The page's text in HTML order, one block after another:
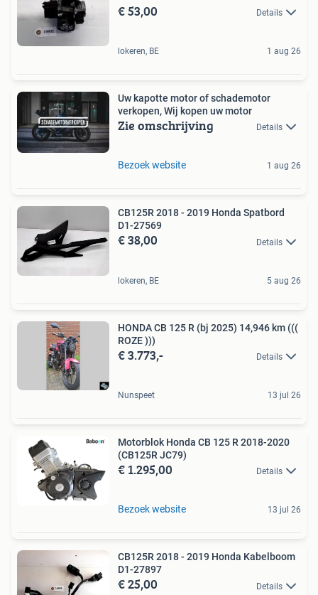
€ 53,00 Details
lokeren, BE 1 aug 26
Uw kapotte motor of schademotor
verkopen, Wij kopen uw motor
Zie omschrijving Details
Bezoek website 1 aug 26
CB125R 2018 - 2019 Honda Spatbord
D1-27569
€ 38,00 Details
lokeren, BE 5 aug 26
HONDA CB 125 R (bj 2025) 14,946 km (((
ROZE )))
€ 3.773,- Details
Nunspeet 13 jul 26
Motorblok Honda CB 125 R 2018-2020
(CB125R JC79)
€ 1.295,00 Details
Bezoek website 13 jul 26
CB125R 2018 - 2019 Honda Kabelboom
D1-27897
€ 25,00 Details